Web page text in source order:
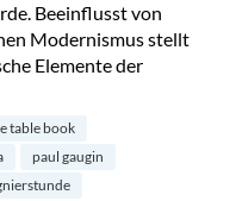
Beeinflusst von
Modernismus stellt
Elemente der
von Beatriz Milhazes“
table book
paul gaugin